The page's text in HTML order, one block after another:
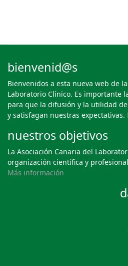
bienvenid@s
Bienvenidos a esta nueva web de
Laboratorio Clínico. Es importante
para que la difusión y la utilidad
y satisfagan nuestras expectativas.
nuestros objetivos
La Asociación Canaria del
organización científica y
Más información